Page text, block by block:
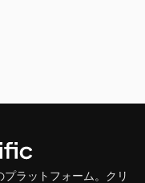
ラットフォーム。クリ